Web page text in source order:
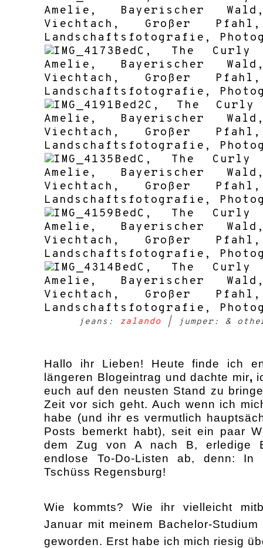
jeans: zalando | jumper: &
Hallo ihr Lieben! Heute finde ich
längeren Blogeintrag und dachte mir,
euch auf den neusten Stand zu
Zeit vor sich geht. Auch wenn ich
habe (und ihr es vermutlich
Posts bemerkt habt), seit ein paar
dem Zug von A nach B, erledige
endlose To-Do-Listen ab, denn: In
Tschüss Regensburg!
Wie kommts? Wie ihr vielleicht
Januar mit meinem Bachelor-
geworden. Erst habe ich mich riesig